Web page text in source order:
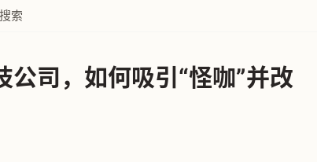
搜索
司，如何吸引“怪咖”并改